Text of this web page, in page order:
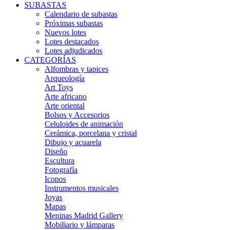
SUBASTAS
Calendario de subastas
Próximas subastas
Nuevos lotes
Lotes destacados
Lotes adjudicados
CATEGORÍAS
Alfombras y tapices
Arqueología
Art Toys
Arte africano
Arte oriental
Bolsos y Accesorios
Celuloides de animación
Cerámica, porcelana y cristal
Dibujo y acuarela
Diseño
Escultura
Fotografía
Iconos
Instrumentos musicales
Joyas
Mapas
Meninas Madrid Gallery
Mobiliario y lámparas